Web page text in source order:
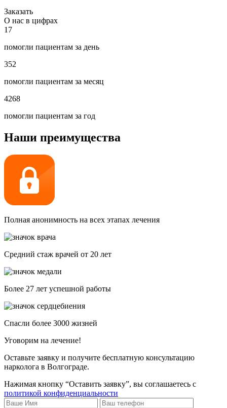
Заказать
О нас в цифрах
17
помогли пациентам за день
352
помогли пациентам за месяц
4268
помогли пациентам за год
Наши преимущества
Полная анонимность на всех этапах лечения
Средний стаж врачей от 20 лет
Более 27 лет успешной работы
Спасли более 3000 жизней
Уговорим на лечение!
Оставьте заявку и получите бесплатную консультацию
нарколога в Волгограде.
Нажимая кнопку “Оставить заявку”, вы соглашаетесь с
политикой конфиденциальности